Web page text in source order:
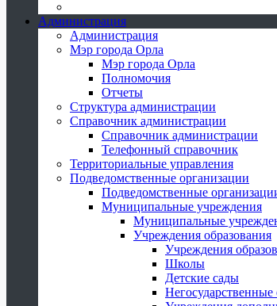
Администрация
Администрация
Мэр города Орла
Мэр города Орла
Полномочия
Отчеты
Структура администрации
Справочник администрации
Справочник администрации
Телефонный справочник
Территориальные управления
Подведомственные организации
Подведомственные
Муниципальные учреждения
Муниципальные
Учреждения образования
Учреждения
Школы
Детские сады
Негосударственные